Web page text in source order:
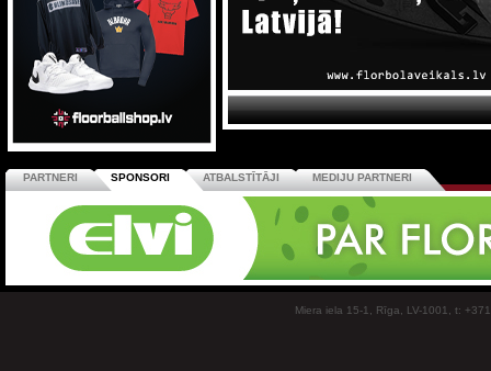
PARTNERI SPONSORI ATBALSTĪTĀJI MEDIJU PARTNERI
Miera iela 15-1, Rīga, LV-1001, t: